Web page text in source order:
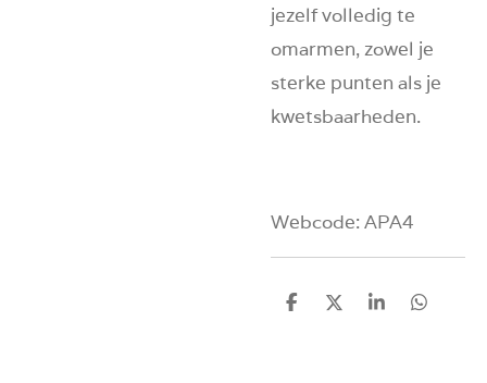
jezelf volledig te
omarmen, zowel je
sterke punten als je
kwetsbaarheden.
Webcode: APA4
D
D
S
D